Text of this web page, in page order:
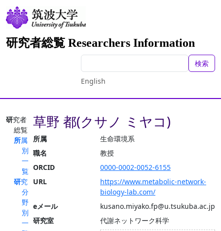
研究者総覧 Researchers Information
検索
English
研究者
総覧
所属
別
一
覧
研究
分
野
別
一
草野 都(クサノ ミヤコ)
所属
生命環境系
職名
教授
ORCID
0000-0002-0052-6155
URL
https://www.metabolic-network-
biology-lab.com/
eメール
kusano.miyako.fp@u.tsukuba.ac.jp
研究室
代謝ネットワーク科学